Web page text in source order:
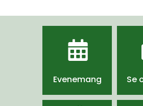
Evenemang Se